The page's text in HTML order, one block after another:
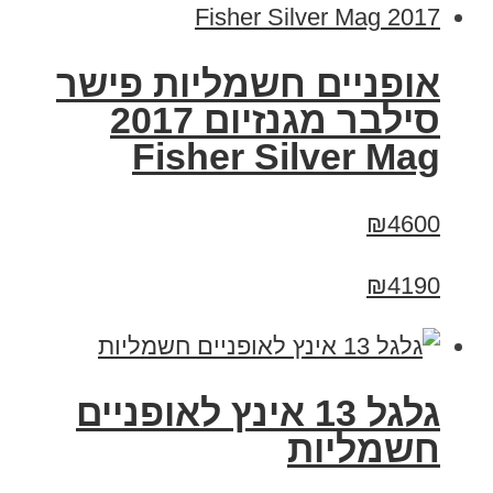
אופניים חשמליות פישר
סילבר מגנזיום 2017
Fisher Silver Mag
₪4600
₪4190
גלגל 13 אינץ לאופניים
חשמליות